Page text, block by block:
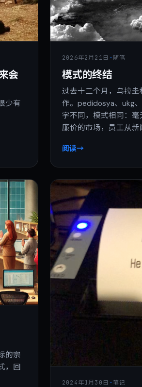
会
少有
2026年2月21日 · 随笔
模式的终结
过去十二个月，乌拉
作。pedidosya、ukg
字不同，模式相同：
廉价的市场，员工从新
阅读→
的宗
，回
2024年1月30日 · 笔记